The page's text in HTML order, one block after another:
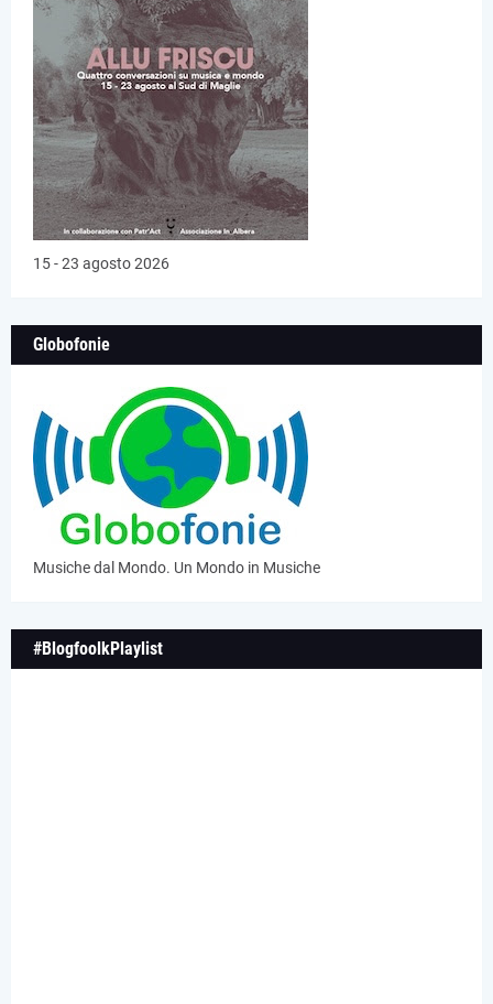
15 - 23 agosto 2026
Globofonie
Musiche dal Mondo. Un Mondo in Musiche
#BlogfoolkPlaylist